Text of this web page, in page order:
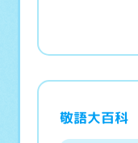
敬語大百科